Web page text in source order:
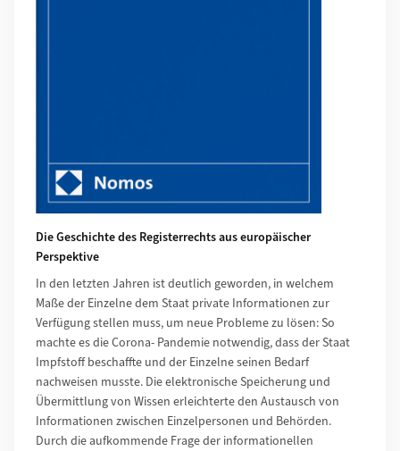
Die Geschichte des Registerrechts aus europäischer
Perspektive
In den letzten Jahren ist deutlich geworden, in welchem
Maße der Einzelne dem Staat private Informationen zur
Verfügung stellen muss, um neue Probleme zu lösen: So
machte es die Corona- Pandemie notwendig, dass der Staat
Impfstoff beschaffte und der Einzelne seinen Bedarf
nachweisen musste. Die elektronische Speicherung und
Übermittlung von Wissen erleichterte den Austausch von
Informationen zwischen Einzelpersonen und Behörden.
Durch die aufkommende Frage der informationellen